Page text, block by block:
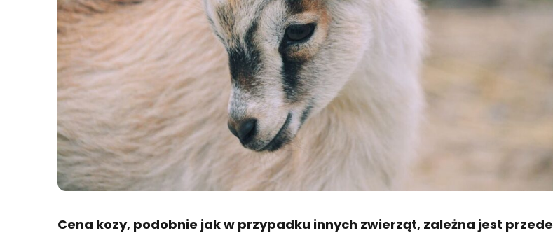
Cena kozy, podobnie jak w przypadku innych zwierząt, zależna jest przede